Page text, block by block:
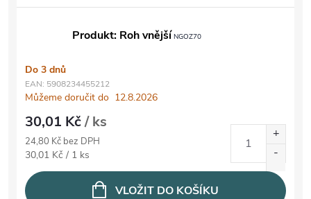
Produkt: Roh vnější NGOZ70
Do 3 dnů
EAN: 5908234455212
Můžeme doručit do 12.8.2026
30,01 Kč/ ks
24,80 Kč bez DPH
Měrná cena:
30,01 Kč / 1 ks
VLOŽIT DO KOŠÍKU